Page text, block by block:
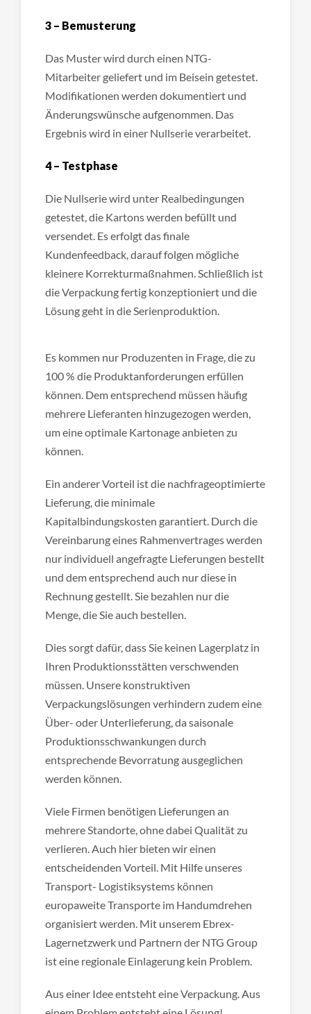
3 – Bemusterung
Das Muster wird durch einen NTG-
Mitarbeiter geliefert und im Beisein getestet.
Modifikationen werden dokumentiert und
Änderungswünsche aufgenommen. Das
Ergebnis wird in einer Nullserie verarbeitet.
4 – Testphase
Die Nullserie wird unter Realbedingungen
getestet, die Kartons werden befüllt und
versendet. Es erfolgt das finale
Kundenfeedback, darauf folgen mögliche
kleinere Korrekturmaßnahmen. Schließlich ist
die Verpackung fertig konzeptioniert und die
Lösung geht in die Serienproduktion.
Es kommen nur Produzenten in Frage, die zu
100 % die Produktanforderungen erfüllen
können. Dem entsprechend müssen häufig
mehrere Lieferanten hinzugezogen werden,
um eine optimale Kartonage anbieten zu
können.
Ein anderer Vorteil ist die nachfrageoptimierte
Lieferung, die minimale
Kapitalbindungskosten garantiert. Durch die
Vereinbarung eines Rahmenvertrages werden
nur individuell angefragte Lieferungen bestellt
und dem entsprechend auch nur diese in
Rechnung gestellt. Sie bezahlen nur die
Menge, die Sie auch bestellen.
Dies sorgt dafür, dass Sie keinen Lagerplatz in
Ihren Produktionsstätten verschwenden
müssen. Unsere konstruktiven
Verpackungslösungen verhindern zudem eine
Über- oder Unterlieferung, da saisonale
Produktionsschwankungen durch
entsprechende Bevorratung ausgeglichen
werden können.
Viele Firmen benötigen Lieferungen an
mehrere Standorte, ohne dabei Qualität zu
verlieren. Auch hier bieten wir einen
entscheidenden Vorteil. Mit Hilfe unseres
Transport- Logistiksystems können
europaweite Transporte im Handumdrehen
organisiert werden. Mit unserem Ebrex-
Lagernetzwerk und Partnern der NTG Group
ist eine regionale Einlagerung kein Problem.
Aus einer Idee entsteht eine Verpackung. Aus